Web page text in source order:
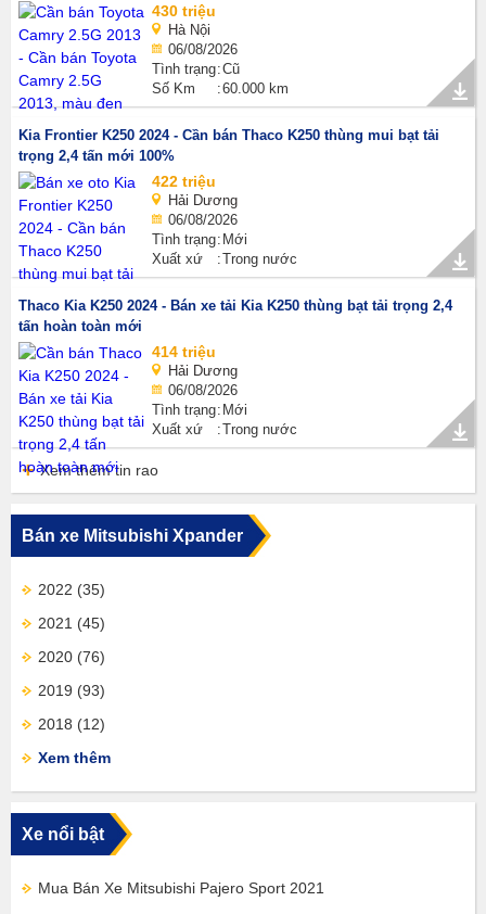
430 triệu
Hà Nội
06/08/2026
Tình trạng Cũ
Số Km
60.000 km
Kia Frontier K250 2024 - Cần bán Thaco K250 thùng mui bạt tải
trọng 2,4 tấn mới 100%
422 triệu
Hải Dương
06/08/2026
Tình trạng Mới
Xuất xứ
Trong nước
Thaco Kia K250 2024 - Bán xe tải Kia K250 thùng bạt tải trọng 2,4
tấn hoàn toàn mới
414 triệu
Hải Dương
06/08/2026
Tình trạng Mới
Xuất xứ
Trong nước
Xem thêm tin rao
Bán xe Mitsubishi Xpander
2022 (35)
2021 (45)
2020 (76)
2019 (93)
2018 (12)
Xem thêm
Xe nổi bật
Mua Bán Xe Mitsubishi Pajero Sport 2021